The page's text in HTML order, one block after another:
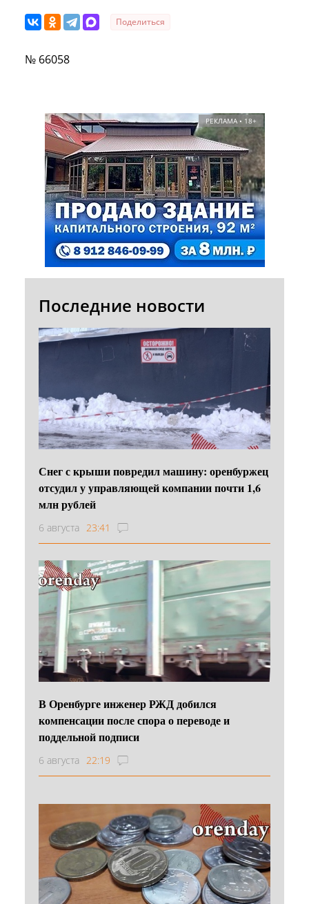
Поделиться
№ 66058
РЕКЛАМА • 18+
Последние новости
Снег с крыши повредил машину: оренбуржец
отсудил у управляющей компании почти 1,6
млн рублей
6 августа 23:41
В Оренбурге инженер РЖД добился
компенсации после спора о переводе и
поддельной подписи
6 августа 22:19